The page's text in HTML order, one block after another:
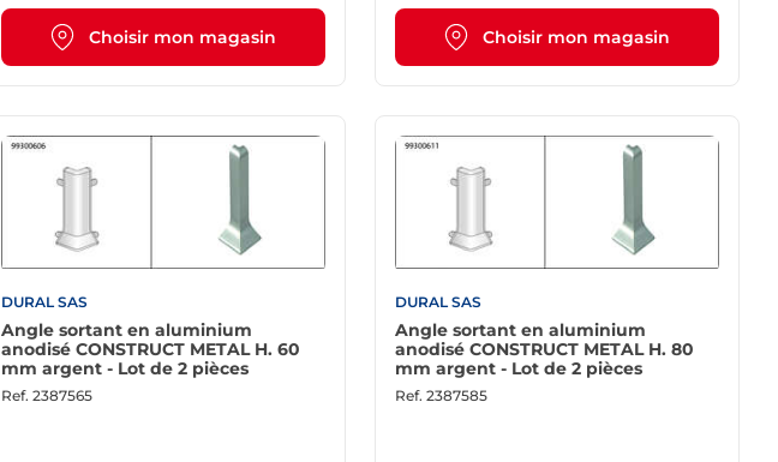
Choisir mon magasin Choisir mon magasin
DURAL SAS
Angle sortant en aluminium
anodisé CONSTRUCT METAL H. 60
mm argent - Lot de 2 pièces
Ref. 2387565
DURAL SAS
Angle sortant en aluminium
anodisé CONSTRUCT METAL H. 80
mm argent - Lot de 2 pièces
Ref. 2387585